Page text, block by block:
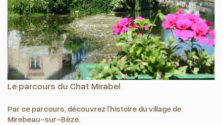
Le parcours du Chat Mirabel
Par ce parcours, découvrez l’histoire du village de
Mirebeau-sur-Bèze.